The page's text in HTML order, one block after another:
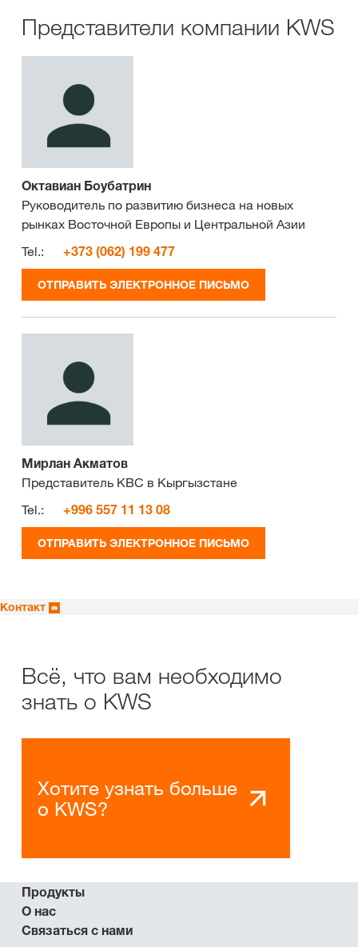
Представители компании KWS
Октавиан Боубатрин
Руководитель по развитию бизнеса на новых
рынках Восточной Европы и Центральной Азии
Tel.:
+373 (062) 199 477
ОТПРАВИТЬ ЭЛЕКТРОННОЕ ПИСЬМО
Мирлан Акматов
Представитель КВС в Кыргызстане
Tel.:
+996 557 11 13 08
ОТПРАВИТЬ ЭЛЕКТРОННОЕ ПИСЬМО
Контакт
Всё, что вам необходимо
знать о KWS
Хотите узнать больше
о KWS?
Продукты
О нас
Связаться с нами